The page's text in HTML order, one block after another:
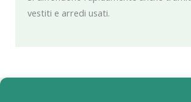
vestiti e arredi usati.